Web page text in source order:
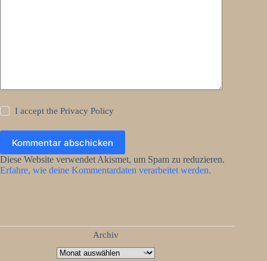
I accept thePrivacy Policy
Kommentar abschicken
Diese Website verwendet Akismet, um Spam zu reduzieren.
Erfahre, wie deine Kommentardaten verarbeitet werden.
Archiv